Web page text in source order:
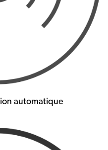
automatique